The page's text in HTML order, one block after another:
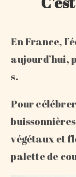
En France,
aujourd’hui,
s.
Pour
végétaux et
palette de